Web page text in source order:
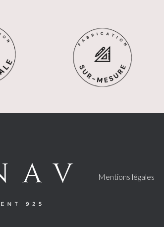
Mentions légales